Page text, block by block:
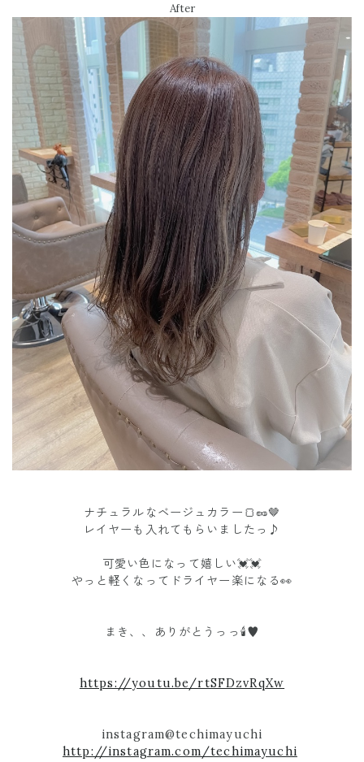
After
ナチュラルなベージュカラー🍞🥜🤎
レイヤーも入れてもらいましたっ♪
可愛い色になって嬉しい💓💓
やっと軽くなってドライヤー楽になる👀
まき、、ありがとうっっ🕯♥︎
https://youtu.be/rtSFDzvRqXw
instagram@techimayuchi
http://instagram.com/techimayuchi